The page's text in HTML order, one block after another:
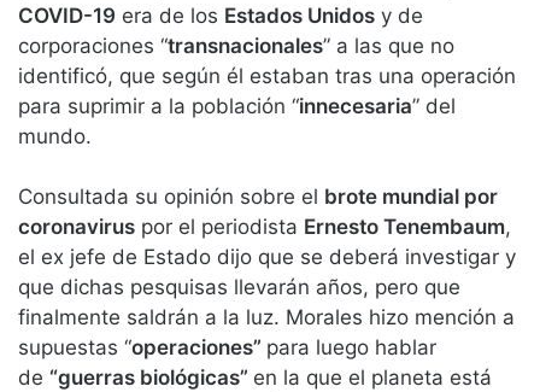
COVID-19 era de los Estados Unidos y de
corporaciones “transnacionales” a las que no
identificó, que según él estaban tras una operación
para suprimir a la población “innecesaria” del
mundo.
Consultada su opinión sobre el brote mundial por
coronavirus por el periodista Ernesto Tenembaum,
el ex jefe de Estado dijo que se deberá investigar y
que dichas pesquisas llevarán años, pero que
finalmente saldrán a la luz. Morales hizo mención a
supuestas “operaciones” para luego hablar
de “guerras biológicas” en la que el planeta está